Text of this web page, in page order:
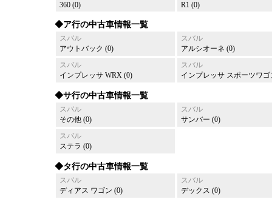
360 (0)
R1 (0)
◆ア行の中古車情報一覧
スバル
アウトバック (0)
スバル
アルシオーネ (0)
スバル
インプレッサ WRX (0)
スバル
インプレッサ スポーツワゴ
◆サ行の中古車情報一覧
スバル
その他 (0)
スバル
サンバー (0)
スバル
ステラ (0)
◆タ行の中古車情報一覧
スバル
ディアス ワゴン (0)
スバル
デックス (0)